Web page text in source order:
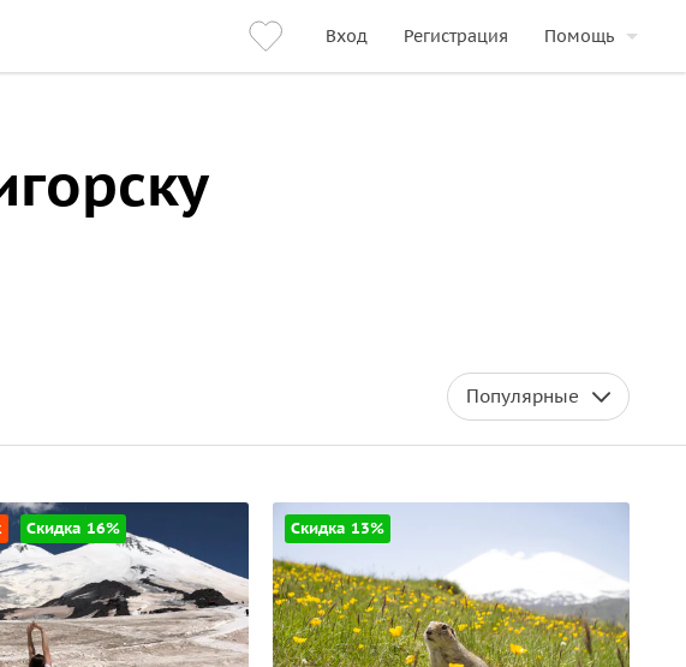
Вход Регистрация Помощь
Популярные
Скидка 16% Скидка 13%